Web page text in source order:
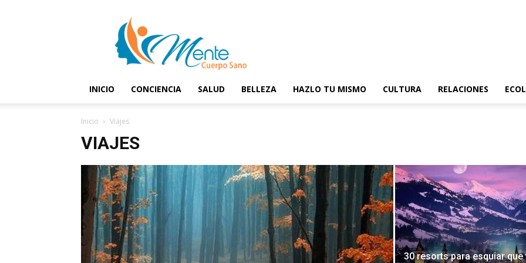
Cuerpo
Sano
INICIO CONCIENCIA SALUD BELLEZA HAZLO TU MISMO CULTURA RELACIONES
Inicio Viajes
VIAJES
30 resorts para esquiar que